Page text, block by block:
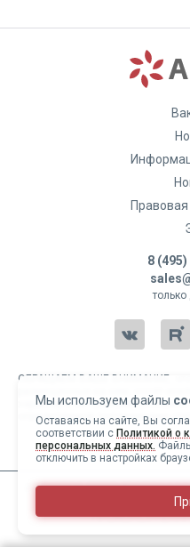
1
Мы используем файлы
Оставаясь на сайте, Вы
соответствии с Политикой о
персональных данных.
отключить в настройках
8
ОБРАЩАЕМ ВАШЕ ВНИМАНИЕ, что
характер и ни при каких
определяемой положениями
Copyright
ИМЕЮТСЯ
НЕОБХОДИМО